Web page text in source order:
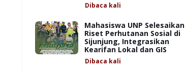
Dibaca kali
Mahasiswa UNP Selesaikan
Riset Perhutanan Sosial di
Sijunjung, Integrasikan
Kearifan Lokal dan GIS
Dibaca kali